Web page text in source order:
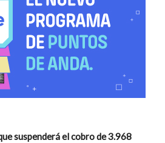
suspenderá el cobro de 3.968